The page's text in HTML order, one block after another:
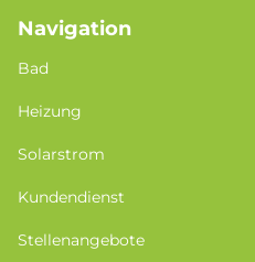
Navigation
Bad
Heizung
Solarstrom
Kundendienst
Stellenangebote